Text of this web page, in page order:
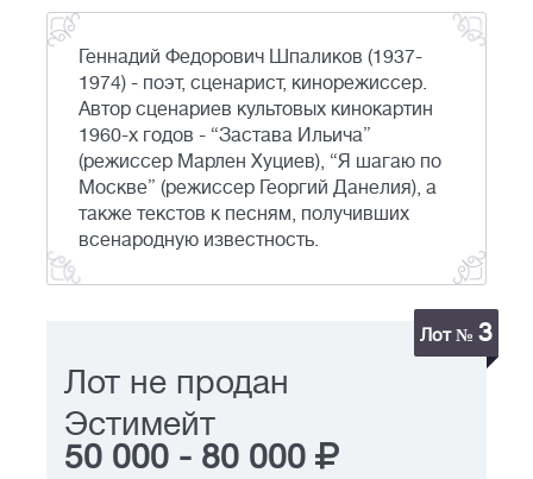
Геннадий Федорович Шпаликов (1937-
1974) - поэт, сценарист, кинорежиссер.
Автор сценариев культовых кинокартин
1960-х годов - “Застава Ильича”
(режиссер Марлен Хуциев), “Я шагаю по
Москве” (режиссер Георгий Данелия), а
также текстов к песням, получивших
всенародную известность.
Лот № 3
Лот не продан
Эстимейт
50 000 - 80 000